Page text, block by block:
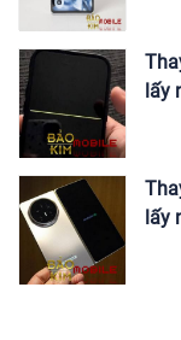
lấy
lấy